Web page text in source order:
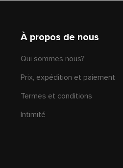
À propos de nous
Qui sommes nous?
Prix, expédition et paiement
Termes et conditions
Intimité